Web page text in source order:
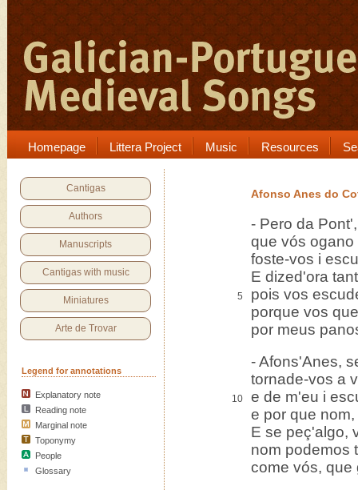
Homepage Littera Project Music Resources
Cantigas
Authors
Manuscripts
Cantigas with music
Miniatures
Arte de Trovar
Legend for annotations
Explanatory note
Reading note
Marginal note
Toponymy
People
Glossary
Afonso Anes do
- Pero da
que vós ogano
foste-vos i
E dized'ora
5
pois vos
porque vos
por meus
- Afons'Anes,
tornade-vos a
10
e de m'eu i
e por que
E se peç'algo,
nom podemos
come vós, que